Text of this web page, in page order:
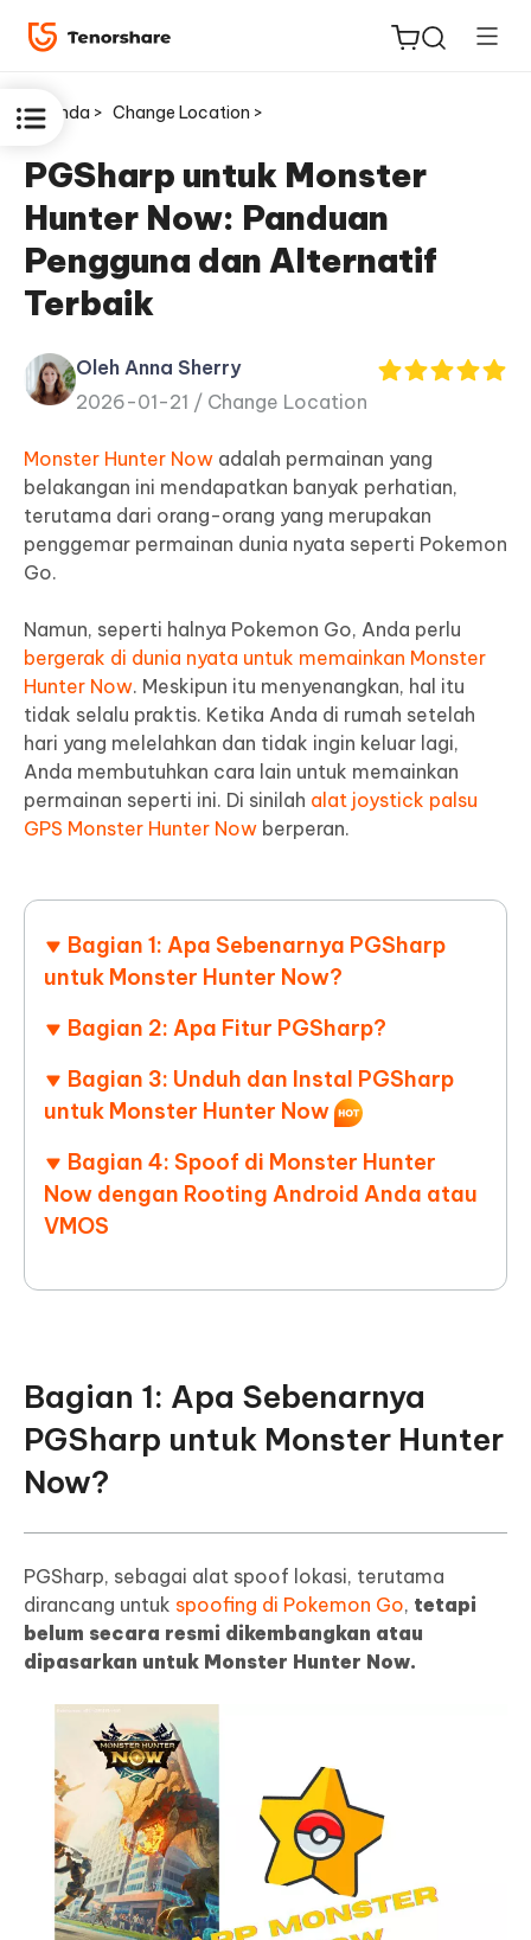
untuk
iOS
Tenorshare
PDNob
iAnyGo
Beranda > Change Location >
PGSharp untuk Monster
Hunter Now: Panduan
Pengguna dan Alternatif
Terbaik
Oleh Anna Sherry
2026-01-21 / Change Location
Monster Hunter Now adalah permainan yang
belakangan ini mendapatkan banyak perhatian,
terutama dari orang-orang yang merupakan
penggemar permainan dunia nyata seperti Pokemon
Go.
Namun, seperti halnya Pokemon Go, Anda perlu
bergerak di dunia nyata untuk memainkan Monster
Hunter Now. Meskipun itu menyenangkan, hal itu
tidak selalu praktis. Ketika Anda di rumah setelah
hari yang melelahkan dan tidak ingin keluar lagi,
Anda membutuhkan cara lain untuk memainkan
permainan seperti ini. Di sinilah alat joystick palsu
GPS Monster Hunter Now berperan.
Bagian 1: Apa Sebenarnya PGSharp
untuk Monster Hunter Now?
Bagian 2: Apa Fitur PGSharp?
Bagian 3: Unduh dan Instal PGSharp
untuk Monster Hunter Now
Bagian 4: Spoof di Monster Hunter
Now dengan Rooting Android Anda atau
VMOS
Bagian 1: Apa Sebenarnya
PGSharp untuk Monster Hunter
Now?
PGSharp, sebagai alat spoof lokasi, terutama
dirancang untuk spoofing di Pokemon Go, tetapi
belum secara resmi dikembangkan atau
dipasarkan untuk Monster Hunter Now.